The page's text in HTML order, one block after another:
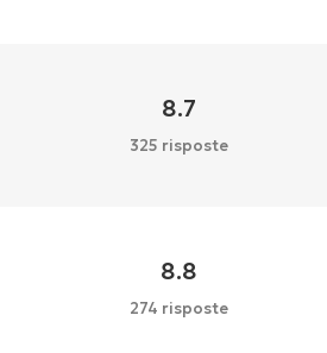
8.7
325 risposte
8.8
274 risposte